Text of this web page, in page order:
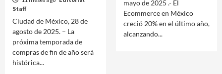
Staff
Ciudad de México, 28 de
agosto de 2025. – La
próxima temporada de
compras de fin de año será
histórica...
mayo de 2025 .- El
Ecommerce en México
creció 20% en el último año,
alcanzando...